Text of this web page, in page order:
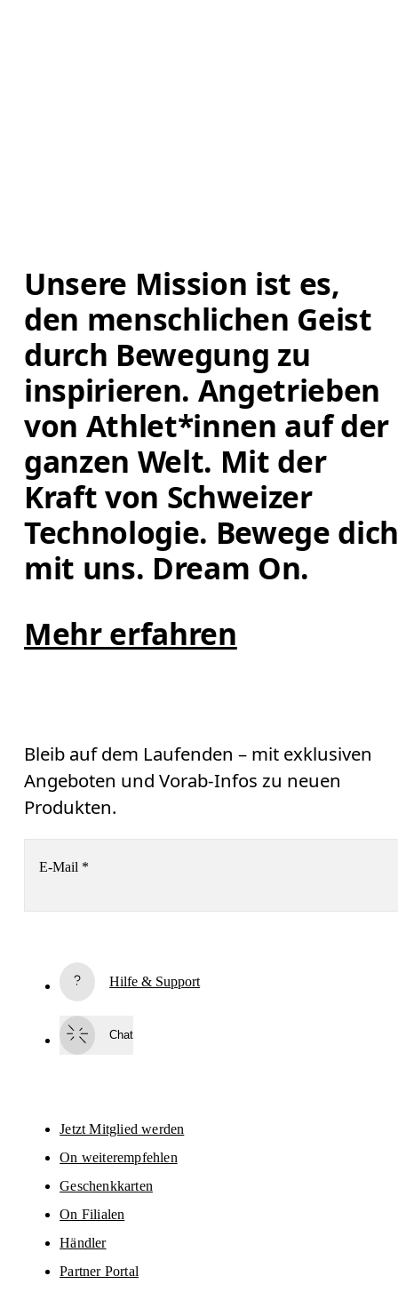
Unsere Mission ist es,
den menschlichen Geist
durch Bewegung zu
inspirieren. Angetrieben
von Athlet*innen auf der
ganzen Welt. Mit der
Kraft von Schweizer
Technologie. Bewege
mit uns. Dream On.
Mehr erfahren
Bleib auf dem Laufenden – mit exklusiven
Angeboten und Vorab-Infos zu neuen
Produkten.
E-Mail *
Indem du fortfährst, akzeptierst du unsere Datenschutzrichtlinien. Deine
um dich per E-Mail über Produkte, Umfragen und Angebote zu informieren.
Der Versand sowie eine Auswertung zu statistischen Zwecken erfolgen
durch die Anbieter Sailthru und Braze in den USA, die in unserem Auftrag
Hilfe & Support
Chat
Jetzt Mitglied werden
On weiterempfehlen
Geschenkkarten
On Filialen
Händler
Partner Portal